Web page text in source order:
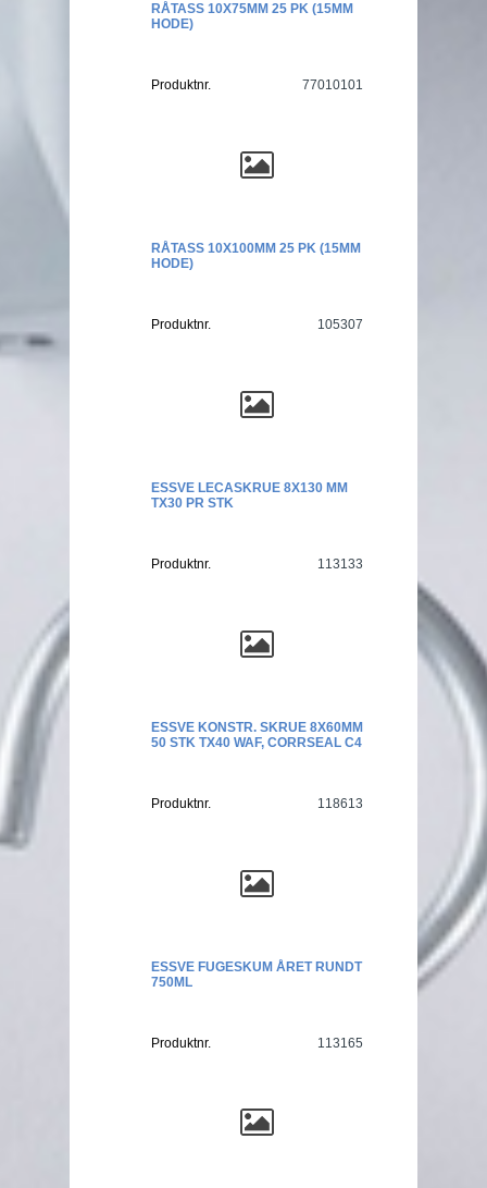
RÅTASS 10X75MM 25 PK (15MM
HODE)
Produktnr. 77010101
RÅTASS 10X100MM 25 PK (15MM
HODE)
Produktnr. 105307
ESSVE LECASKRUE 8X130 MM
TX30 PR STK
Produktnr. 113133
ESSVE KONSTR. SKRUE 8X60MM
50 STK TX40 WAF, CORRSEAL C4
Produktnr. 118613
ESSVE FUGESKUM ÅRET RUNDT
750ML
Produktnr. 113165